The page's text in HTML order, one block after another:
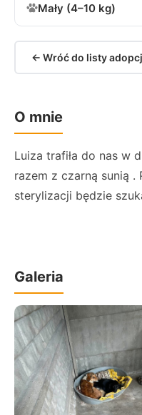
Mały (4–10 kg)
← Wróć do listy
O mnie
Luiza trafiła do nas w
razem z czarną sunią .
sterylizacji będzie
Galeria